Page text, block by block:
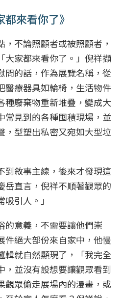
來看你了》
不論照顧者或被照顧者，
大家都來看你了。」倪祥擷
問的話，作為展覽名稱，從
醫療器具如輪椅，生活物件
種廢棄物重新堆疊，變成大
常見到的各種囤積現場，並
，型塑出私密又宛如大型垃
到敘事主線，後來才發現這
岳直言，倪祥不順著觀眾的
引人。」
的意義，不需要讓他們崇
件絕大部份來自家中，他慢
輯就自然顯現了，「我完全
，並沒有設想要讓觀眾看到
觀眾偷走展場內的漫畫，或